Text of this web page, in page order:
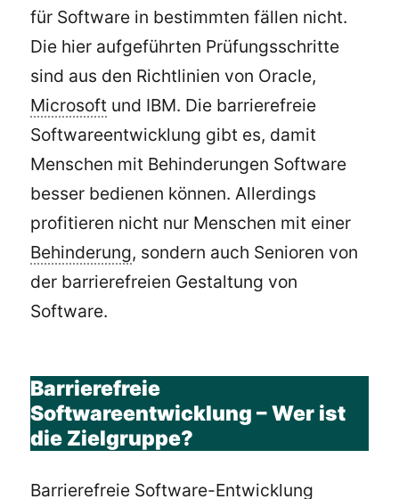
für Software in bestimmten fällen nicht.
Die hier aufgeführten Prüfungsschritte
sind aus den Richtlinien von Oracle,
Microsoft und IBM. Die barrierefreie
Softwareentwicklung gibt es, damit
Menschen mit Behinderungen Software
besser bedienen können. Allerdings
profitieren nicht nur Menschen mit einer
Behinderung, sondern auch Senioren von
der barrierefreien Gestaltung von
Software.
Barrierefreie
Softwareentwicklung – Wer ist
die Zielgruppe?
Barrierefreie Software-Entwicklung